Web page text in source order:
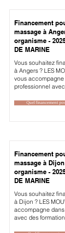
Financement
massage à
organisme -
DE MARINE
Vous souhaitez
à Angers ? LES
vous
professionnel
Quel financement
Financement
massage à
organisme -
DE MARINE
Vous souhaitez
à Dijon ? LES
accompagne
avec des